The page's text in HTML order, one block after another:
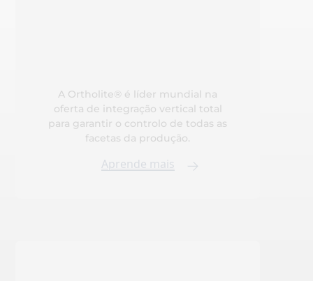
A Ortholite® é líder mundial na
oferta de integração vertical total
para garantir o controlo de todas as
facetas da produção.
Aprende mais